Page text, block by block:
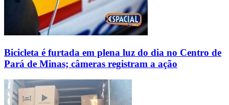
Bicicleta é furtada em plena luz do dia no Centro de
Pará de Minas; câmeras registram a ação